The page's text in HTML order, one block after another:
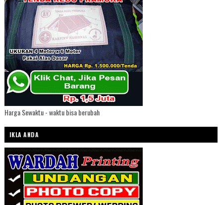
Harga Sewaktu - waktu bisa berubah
IKLA ANDA